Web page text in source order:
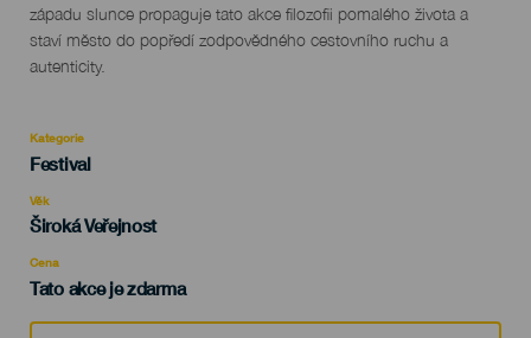
západu slunce propaguje tato akce filozofii pomalého života a
staví město do popředí zodpovědného cestovního ruchu a
autenticity.
Kategorie
Categoría
evento
Festival
Věk
Edad
Recomendada
Široká Veřejnost
Cena
Tato akce je zdarma